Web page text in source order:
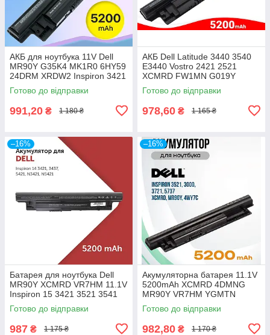
АКБ для ноутбука 11V Dell
MR90Y G35K4 MK1R0 6HY59
24DRM XRDW2 Inspiron 3421
3437 3521 3537 3721 5421
5521 5537
Готово до відправки
991,20 ₴ 1 180 ₴
АКБ Dell Latitude 3440 3540
E3440 Vostro 2421 2521
XCMRD FW1MN G019Y
4DMNG 0MF69 T1G4M
W6XNM 6K73M 6 Cell 11.1V
Готово до відправки
978,60 ₴ 1 165 ₴
–16%
Батарея для ноутбука Dell
MR90Y XCMRD VR7HM 11.1V
Inspiron 15 3421 3521 3541
3542 3543 3721 5521 5421
5721
Готово до відправки
987 ₴ 1 175 ₴
–16%
Акумуляторна батарея 11.1V
5200mAh XCMRD 4DMNG
MR90Y VR7HM YGMTN
G019Y Dell Inspirion 3437
3521 3537 3542
Готово до відправки
982,80 ₴ 1 170 ₴